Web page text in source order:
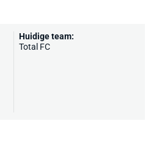
Huidige team:
Total FC